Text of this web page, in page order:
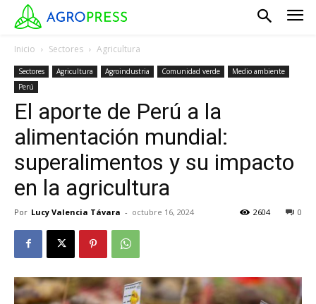
Inicio Sectores Agricultura
Sectores Agricultura Agroindustria Comunidad verde
Medio ambiente
Perú
El aporte de Perú a la
alimentación mundial:
superalimentos y su impacto
en la agricultura
Por Lucy Valencia Távara - octubre 16, 2024 0
2604